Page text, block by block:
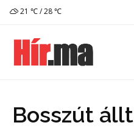
21 ℃ / 28 ℃
Bosszút